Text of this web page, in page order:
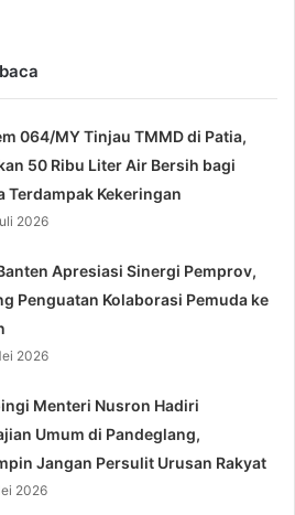
064/MY Tinjau TMMD di Patia,
50 Ribu Liter Air Bersih bagi
Terdampak Kekeringan
2026
Apresiasi Sinergi Pemprov,
Penguatan Kolaborasi Pemuda ke
2026
Menteri Nusron Hadiri
Umum di Pandeglang,
Jangan Persulit Urusan Rakyat
2026